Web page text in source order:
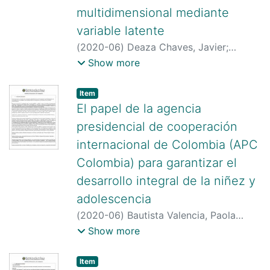
https://scholar.google.es/citations?
hl=en&pli=1&user=1qW6XnMAAAAJ
https://scholar.google.es/scholar?
hl=es&as_sdt=0,5&q=jorge+eliecer+gar
cia+rico ;https://orcid.org/0000-0001-
0001-7733-0401
multidimensional mediante
variable latente
(2020-06) Deaza Chaves, Javier;
http://scienti.colciencias.gov.co:8081/cv
cod_rh=0001336693
https://scholar.google.com/citations?
user=6t6F9akAAAAJ&hl=es
https://orcid.org/0000-0001-6539-5195
Show more
Item type:
Item,
El papel de la agencia
presidencial de cooperación
internacional de Colombia (APC
Colombia) para garantizar el
desarrollo integral de la niñez y
adolescencia
(2020-06) Bautista Valencia, Paola
Helena; Gaitán Rodríguez, Andrés
lac/visualizador/generarCurriculoCv.do?
Show more
Item type:
Item,